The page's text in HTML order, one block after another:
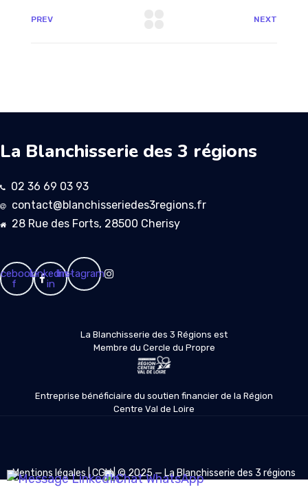
PREV NEXT
La Blanchisserie des 3 régions
02 36 69 03 93
contact@blanchisseriedes3regions.fr
28 Rue des Forts, 28500 Cherisy
f
Linkedin-
in
Instagram
La Blanchisserie des 3 Régions est
Membre du Cercle du Propre
Entreprise bénéficiaire du soutien financier de la Région
Centre Val de Loire
Mentions légales |CGV| © 2025 — La Blanchisserie des 3 régions